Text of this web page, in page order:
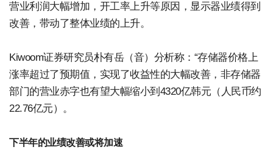
营业利润大幅增加，开工率上升等原因，显示器业绩得到
改善，带动了整体业绩的上升。
Kiwoom证券研究员朴有岳（音）分析称：“存储器价格上
涨率超过了预期值，实现了收益性的大幅改善，非存储器
部门的营业赤字也有望大幅缩小到4320亿韩元（人民币约
22.76亿元）。
下半年的业绩改善或将加速